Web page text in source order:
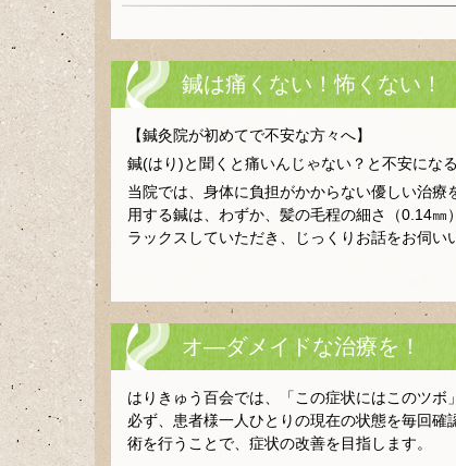
鍼は痛くない！怖くない！
【鍼灸院が初めてで不安な方々へ】
鍼(はり)と聞くと痛いんじゃない？と不安にな
当院では、身体に負担がかからない優しい治
用する鍼は、わずか、髪の毛程の細さ（0.14
ラックスしていただき、じっくりお話をお伺い
オ―ダメイドな治療を！
はりきゅう百会では、「この症状にはこのツボ
必ず、患者様一人ひとりの現在の状態を毎回
術を行うことで、症状の改善を目指します。